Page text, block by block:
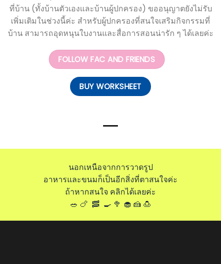
ที่บ้าน (ทั้งบ้านตัวเองและบ้านผู้ปกครอง) ขออนุญาตยังไม่รับ
เพิ่มเติมในช่วงนี้ค่ะ สำหรับผู้ปกครองที่สนใจเสริมกิจกรรมที่
บ้าน สามารถอุดหนุนใบงานและสื่อการสอนน่ารัก ๆ ได้เลยค่ะ
FOLLOW FAC AND FRIENDS
BUY WORKSHEET
นอกเหนือจากการวาดรูป
อาหารและขนมก็เป็นอีกสิ่งที่ตาสนใจค่ะ
ถ้าหากสนใจ คลิกได้เลยค่ะ
🥗 🍗 🥓 🍳 🥦 🧁 🍰 🍮